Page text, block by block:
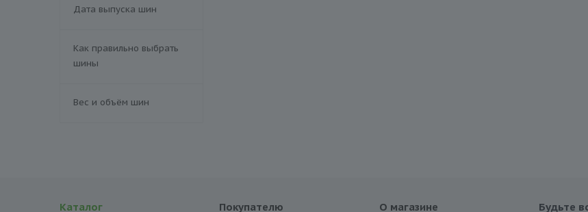
Дата выпуска шин
Как правильно выбрать
шины
Вес и объём шин
Каталог Покупателю О магазине Будьте